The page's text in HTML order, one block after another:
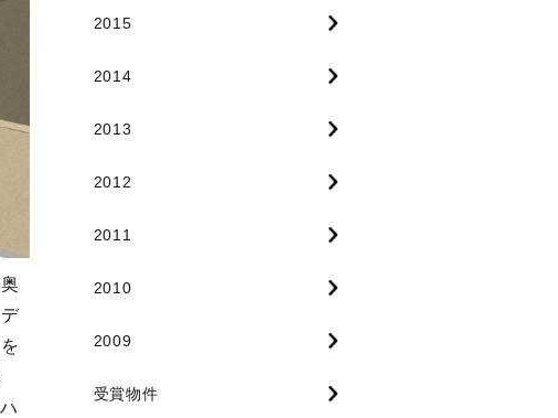
2015
2014
2013
2012
2011
2010
2009
受賞物件